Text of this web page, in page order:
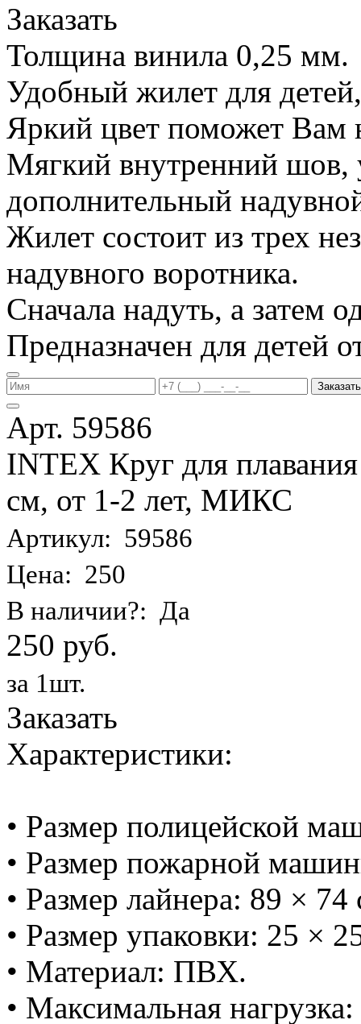
Заказать
Толщина винила 0,25 мм.
Удобный жилет для
Яркий цвет поможет Вам
Мягкий внутренний шов,
дополнительный
Жилет состоит из трех
надувного воротника.
Сначала надуть, а затем
Предназначен для детей
Заказать
Арт. 59586
INTEX Круг для
см, от 1-2 лет, МИКС
Артикул: 59586
Цена: 250
В наличии?: Да
250 руб.
за 1шт.
Заказать
Характеристики:
• Размер полицейской
• Размер пожарной
• Размер лайнера: 89 × 74
• Размер упаковки: 25 ×
• Материал: ПВХ.
• Максимальная нагрузка: